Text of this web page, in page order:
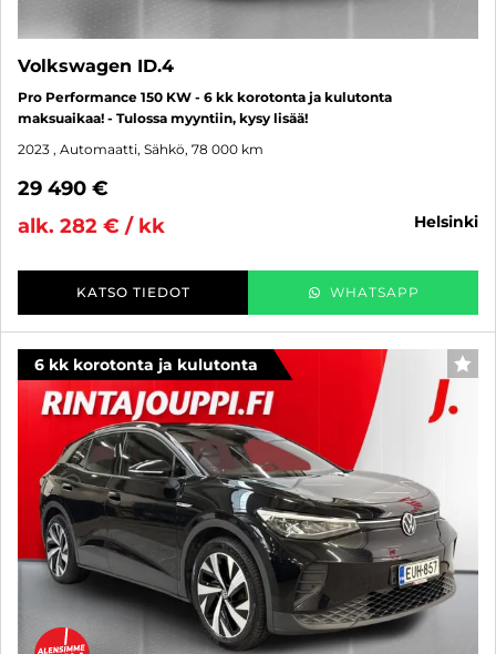
Volkswagen ID.4
Pro Performance 150 KW - 6 kk korotonta ja kulutonta
maksuaikaa! - Tulossa myyntiin, kysy lisää!
2023 , Automaatti, Sähkö, 78 000 km
29 490 €
alk. 282 € / kk
helsinki
KATSO TIEDOT WHATSAPP
6 kk korotonta ja kulutonta